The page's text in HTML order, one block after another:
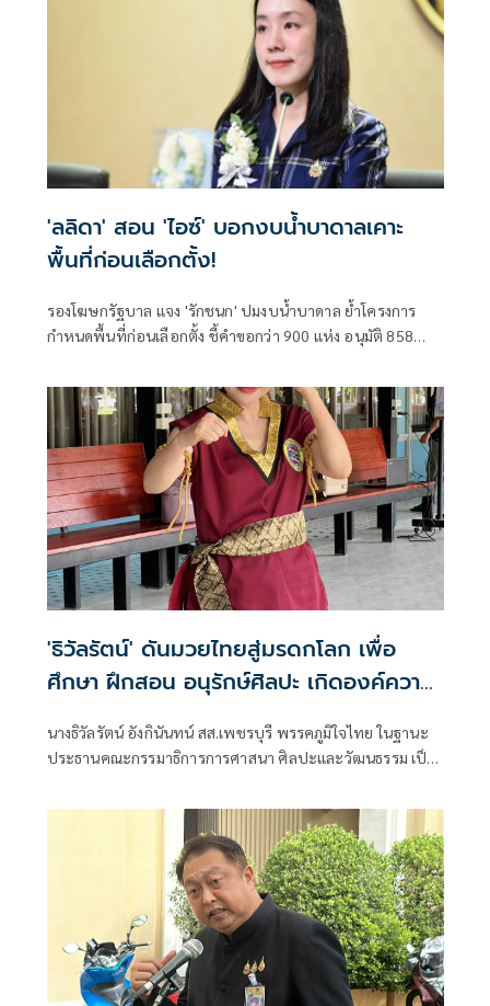
'ลลิดา' สอน 'ไอซ์' บอกงบน้ำบาดาลเคาะ
พื้นที่ก่อนเลือกตั้ง!
รองโฆษกรัฐบาล แจง 'รักชนก' ปมงบน้ำบาดาล ย้ำโครงการ
กำหนดพื้นที่ก่อนเลือกตั้ง ชี้คำขอกว่า 900 แห่ง อนุมัติ 858
'ธิวัลรัตน์' ดันมวยไทยสู่มรดกโลก เพื่อ
ศึกษา ฝึกสอน อนุรักษ์ศิลปะ เกิดองค์ความ
นานาชาติ
นางธิวัลรัตน์ อังกินันทน์ สส.เพชรบุรี พรรคภูมิใจไทย ในฐานะ
ประธานคณะกรรมาธิการการศาสนา ศิลปะและวัฒนธรรม เป็น
ณ โรงเรียนราชประชานุเคราะห์ 47 จังหวัดเพชรบุรี ร่วมกับ
สมาคมสยามยุทธกีฬาพื้นเมืองไทย ตลอดจนทุกภาคส่วน ที่ร่วม
แรงร่วมใจจัดเวทีแห่งการเรียนรู้ เพื่อแลกเปลี่ยนองค์ความรู้และ
สร้างเครือข่ายมวยไทยในระดับนานาชาติ